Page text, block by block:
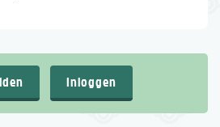
Inloggen